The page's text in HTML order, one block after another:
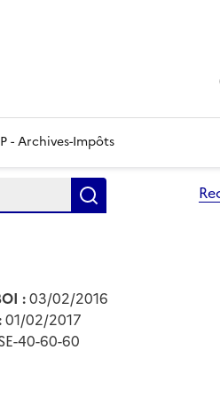
- Archives-Impôts
:03/02/2016
01/02/2017
40-60-60